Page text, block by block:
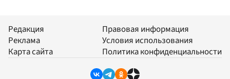
Редакция
Реклама
Карта сайта
Правовая информация
Условия использования
Политика конфиденциальности